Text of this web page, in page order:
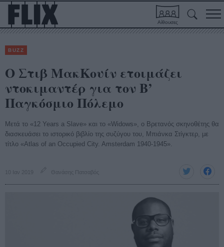
Αίθουσες
BUZZ
Ο Στιβ ΜακΚουίν ετοιμάζει
ντοκιμαντέρ για τον Β’
Παγκόσμιο Πόλεμο
Μετά το «12 Years a Slave» και το «Widows», ο Βρετανός σκηνοθέτης θα
διασκευάσει το ιστορικό βιβλίο της συζύγου του, Μπιάνκα Στίγκτερ, με
τίτλο «Atlas of an Occupied City. Amsterdam 1940-1945».
10 Ιαν 2019 Θανάσης Πατσαβός